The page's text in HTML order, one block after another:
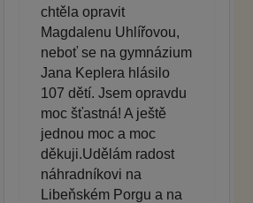
chtěla opravit
Magdalenu Uhlířovou,
neboť se na gymnázium
Jana Keplera hlásilo
107 dětí. Jsem opravdu
moc šťastná! A ještě
jednou moc a moc
děkuji.Udělám radost
náhradníkovi na
Libeňském Porgu a na